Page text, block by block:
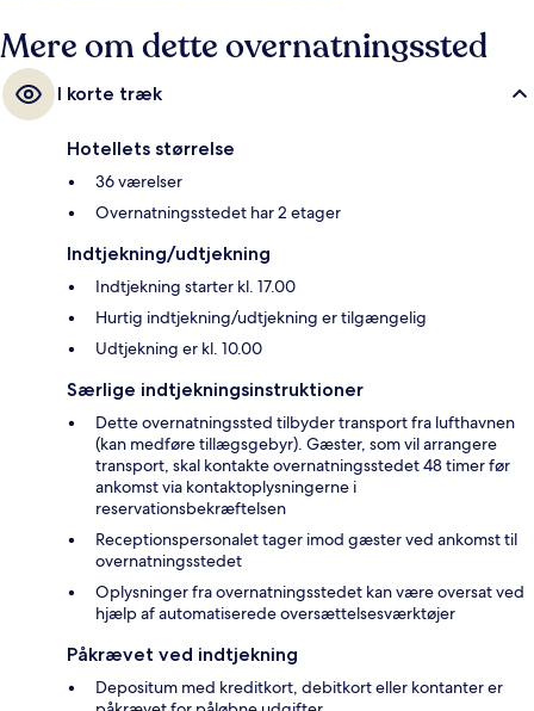
Mere om dette overnatningssted
I korte træk
Hotellets størrelse
36 værelser
Overnatningsstedet har 2 etager
Indtjekning/udtjekning
Indtjekning starter kl. 17.00
Hurtig indtjekning/udtjekning er tilgængelig
Udtjekning er kl. 10.00
Særlige indtjekningsinstruktioner
Dette overnatningssted tilbyder transport fra lufthavnen
(kan medføre tillægsgebyr). Gæster, som vil arrangere
transport, skal kontakte overnatningsstedet 48 timer før
ankomst via kontaktoplysningerne i
reservationsbekræftelsen
Receptionspersonalet tager imod gæster ved ankomst til
overnatningsstedet
Oplysninger fra overnatningsstedet kan være oversat ved
hjælp af automatiserede oversættelsesværktøjer
Påkrævet ved indtjekning
Depositum med kreditkort, debitkort eller kontanter er